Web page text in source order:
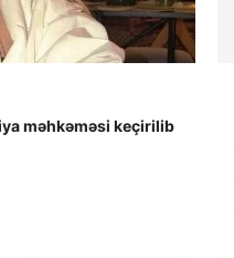
məhkəməsi keçirilib